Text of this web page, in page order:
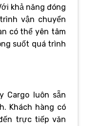
khả năng đóng
vận chuyển
có thể yên tâm
suốt quá trình
Cargo luôn sẵn
Khách hàng có
trực tiếp văn